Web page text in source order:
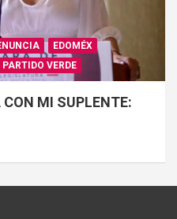
EDOMÉX
PARTIDO VERDE
MI SUPLENTE: